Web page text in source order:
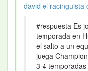
david el racinguista
#respuesta Es
temporada en
el salto a un
juega
3-4 temporadas